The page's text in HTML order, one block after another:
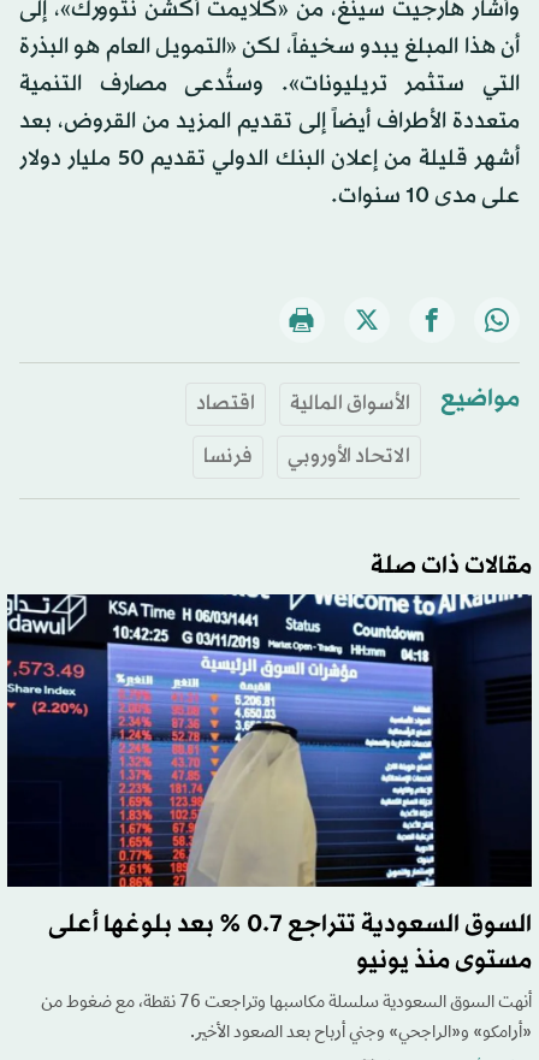
وأشار هارجيت سينغ، من «كلايمت أكشن نتوورك»، إلى
أن هذا المبلغ يبدو سخيفاً، لكن «التمويل العام هو البذرة
التي ستثمر تريليونات». وستُدعى مصارف التنمية
متعددة الأطراف أيضاً إلى تقديم المزيد من القروض، بعد
أشهر قليلة من إعلان البنك الدولي تقديم 50 مليار دولار
على مدى 10 سنوات.
مواضيع الأسواق المالية
اقتصاد
الاتحاد الأوروبي
فرنسا
مقالات ذات صلة
السوق السعودية تتراجع 0.7 % بعد بلوغها أعلى
مستوى منذ يونيو
أنهت السوق السعودية سلسلة مكاسبها وتراجعت 76 نقطة، مع ضغوط من
«أرامكو» و«الراجحي» وجني أرباح بعد الصعود الأخير.